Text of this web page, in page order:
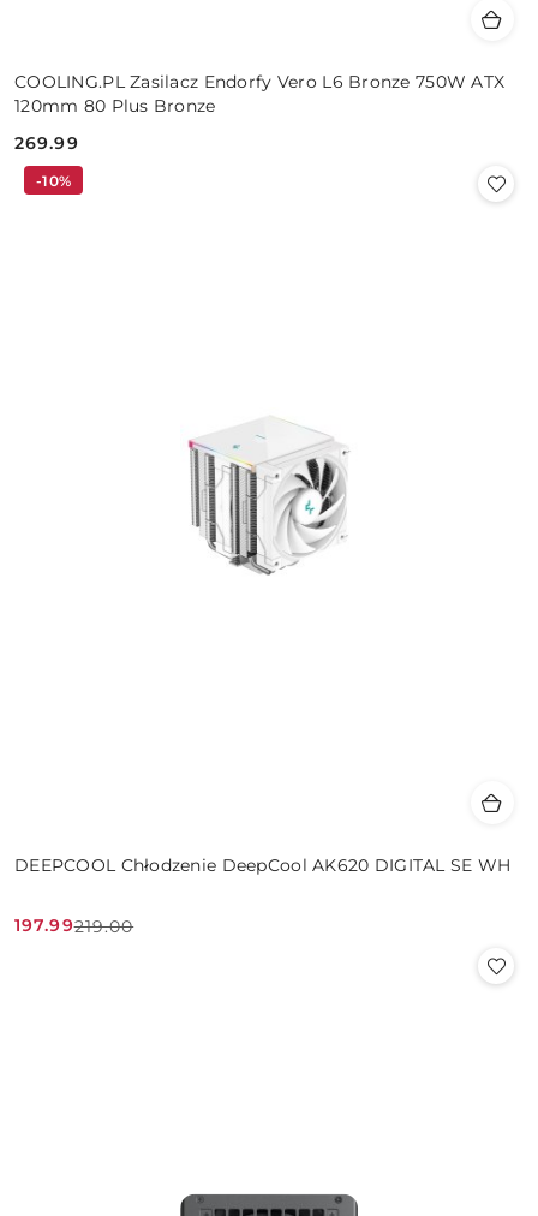
COOLING.PL Zasilacz Endorfy Vero L6 Bronze 750W ATX
120mm 80 Plus Bronze
Cena:
269.99
DEEPCOOL Chłodzenie DeepCool AK620 DIGITAL SE WH
Cena
197.99
Cena
219.00
-10%